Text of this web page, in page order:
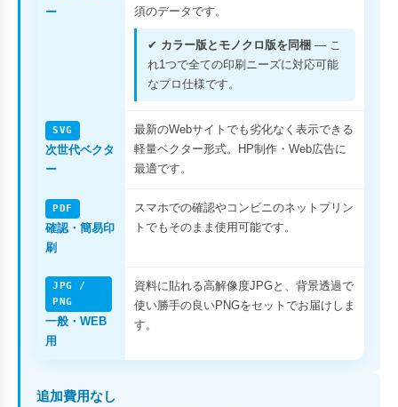
ー
須のデータです。
✔ カラー版とモノクロ版を同梱 — こ
れ1つで全ての印刷ニーズに対応可能
なプロ仕様です。
SVG
次世代ベクタ
ー
最新のWebサイトでも劣化なく表示できる
軽量ベクター形式。HP制作・Web広告に
最適です。
PDF
確認・簡易印
刷
スマホでの確認やコンビニのネットプリン
トでもそのまま使用可能です。
JPG /
PNG
一般・WEB
用
資料に貼れる高解像度JPGと、背景透過で
使い勝手の良いPNGをセットでお届けしま
す。
追加費用なし